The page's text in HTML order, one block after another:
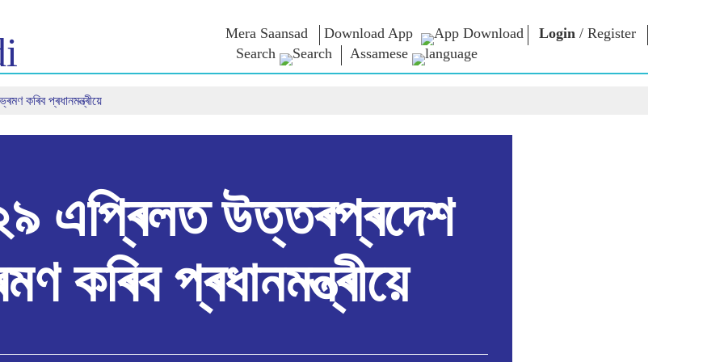
Mera Saansad Download App Login / Register
Search
Assamese
শাসন
ব্লগ
Photo Booth
কৰিব প্ৰধানমন্ত্ৰীয়ে
এপ্ৰিলত উত্তৰপ্ৰদেশ
কৰিব প্ৰধানমন্ত্ৰীয়ে